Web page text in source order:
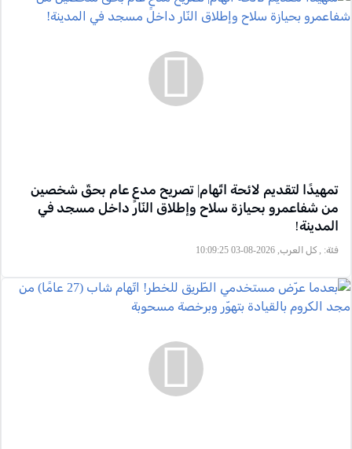
تمهيدًا لتقديم لائحة اتّهام| تصريح مدعٍ عام بحقّ شخصين
من شفاعمرو بحيازة سلاح وإطلاق النّار داخل مسجد في
المدينة!
فئة: , كل العرب, 2026-08-03 10:09:25